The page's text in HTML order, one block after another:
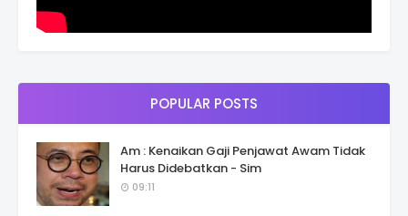
POPULAR POSTS
Am : Kenaikan Gaji Penjawat Awam Tidak
Harus Didebatkan - Sim
09:11